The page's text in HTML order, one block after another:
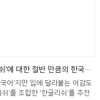
영어도 아니고 한국어도 아닌 '콩글리쉬'에 대한 절반 만큼의 한국어화 (1)
어'지만 입에 달라붙는 어감도
'를 조합한 '한글리쉬'를 추천